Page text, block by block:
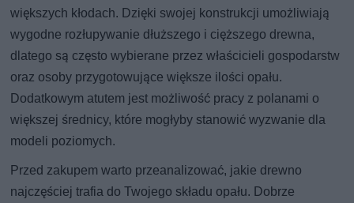
większych kłodach. Dzięki swojej konstrukcji umożliwiają
wygodne rozłupywanie dłuższego i cięższego drewna,
dlatego są często wybierane przez właścicieli gospodarstw
oraz osoby przygotowujące większe ilości opału.
Dodatkowym atutem jest możliwość pracy z polanami o
większej średnicy, które mogłyby stanowić wyzwanie dla
modeli poziomych.
Przed zakupem warto przeanalizować, jakie drewno
najczęściej trafia do Twojego składu opału. Dobrze